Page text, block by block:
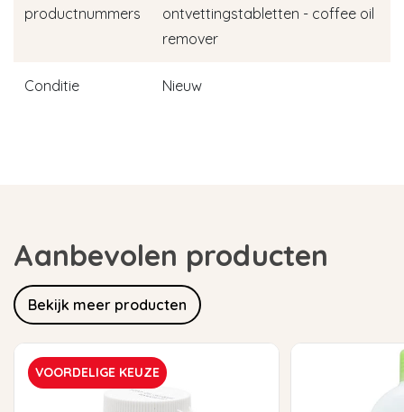
productnummers
ontvettingstabletten - coffee oil
remover
Conditie Nieuw
Aanbevolen producten
Bekijk meer producten
VOORDELIGE KEUZE